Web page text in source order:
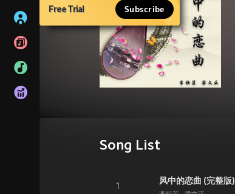
Free Trial Subscribe
Song List
1
风中的恋曲 (完整版)